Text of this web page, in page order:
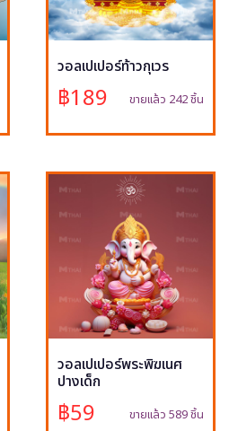
วอลเปเปอร์ท้าวกุเวร
฿189 ขายแล้ว 242 ชิ้น
วอลเปเปอร์พระพิฆเนศ
ปางเด็ก
฿59 ขายแล้ว 589 ชิ้น